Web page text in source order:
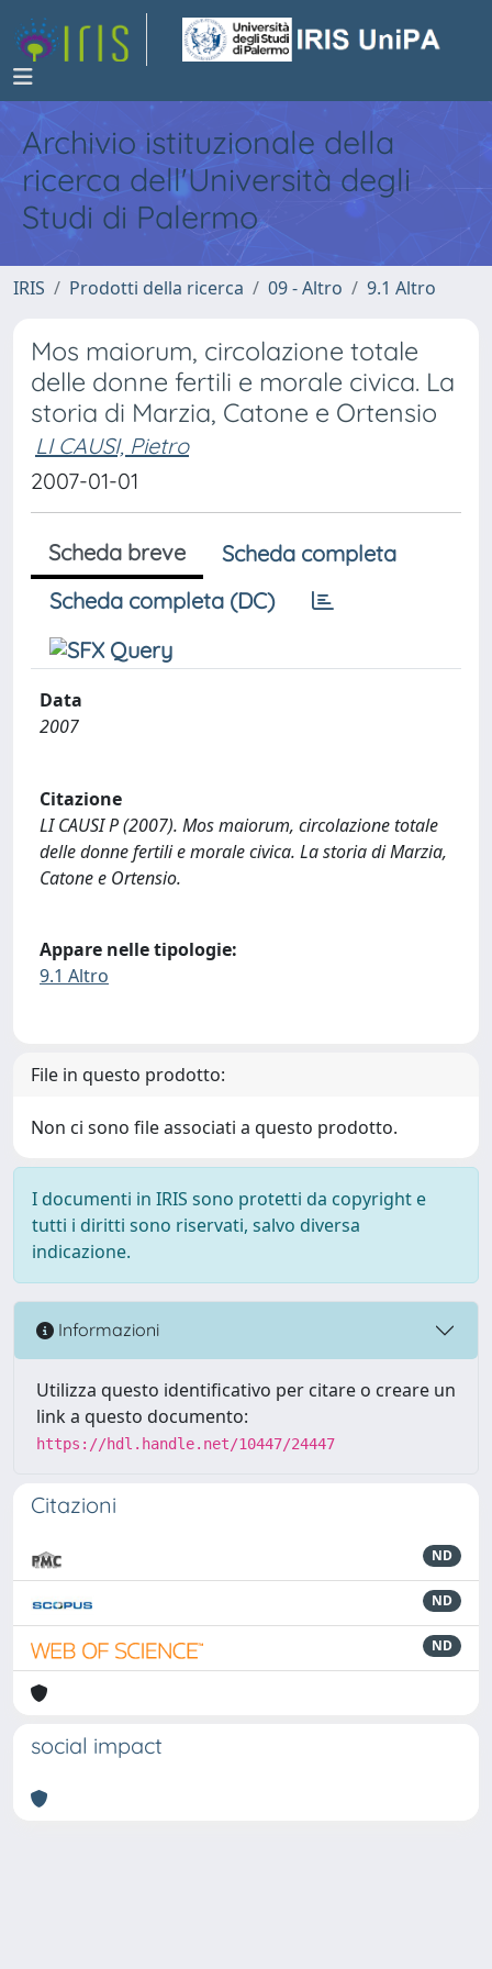
Archivio istituzionale della
ricerca dell'Università degli
Studi di Palermo
IRIS Prodotti della ricerca 09 - Altro 9.1 Altro
Mos maiorum, circolazione totale
delle donne fertili e morale civica. La
storia di Marzia, Catone e Ortensio
LI CAUSI, Pietro
2007-01-01
Scheda breve
Scheda completa
Scheda completa (DC)
Data
2007
Citazione
LI CAUSI P (2007). Mos maiorum, circolazione totale
delle donne fertili e morale civica. La storia di Marzia,
Catone e Ortensio.
Appare nelle tipologie:
9.1 Altro
File in questo prodotto:
Non ci sono file associati a questo prodotto.
I documenti in IRIS sono protetti da copyright e
tutti i diritti sono riservati, salvo diversa
indicazione.
Informazioni
Utilizza questo identificativo per citare o creare un
link a questo documento:
https://hdl.handle.net/10447/24447
Citazioni
ND
ND
ND
social impact